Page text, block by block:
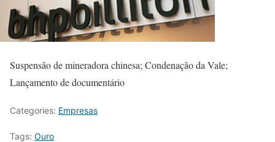
Suspensão de mineradora chinesa; Condenação da Vale;
Lançamento de documentário
Categories: Empresas
Tags: Ouro